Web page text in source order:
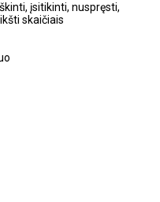
įsitikinti, nuspręsti,
skaičiais